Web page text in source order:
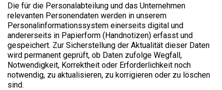
Die für die Personalabteilung und das Unternehmen
relevanten Personendaten werden in unserem
Personalinformationssystem einerseits digital und
andererseits in Papierform (Handnotizen) erfasst und
gespeichert. Zur Sicherstellung der Aktualität dieser Daten
wird permanent geprüft, ob Daten zufolge Wegfall,
Notwendigkeit, Korrektheit oder Erforderlichkeit noch
notwendig, zu aktualisieren, zu korrigieren oder zu löschen
sind.